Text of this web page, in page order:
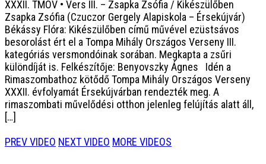
XXXII. TMOV • Vers III. – Zsapka Zsófia / Kikészülőben
Zsapka Zsófia (Czuczor Gergely Alapiskola – Érsekújvár)
Békássy Flóra: Kikészülőben című művével ezüstsávos
besorolást ért el a Tompa Mihály Országos Verseny III.
kategóriás versmondóinak sorában. Megkapta a zsűri
különdíját is. Felkészítője: Benyovszky Ágnes Idén a
Rimaszombathoz kötődő Tompa Mihály Országos Verseny
XXXII. évfolyamát Érsekújvárban rendezték meg. A
rimaszombati művelődési otthon jelenleg felújítás alatt áll,
[…]
PREV VIDEO NEXT VIDEO MORE VIDEOS